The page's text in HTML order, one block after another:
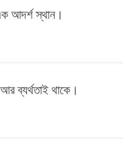
আদর্শ স্থান।
ব্যর্থতাই থাকে।